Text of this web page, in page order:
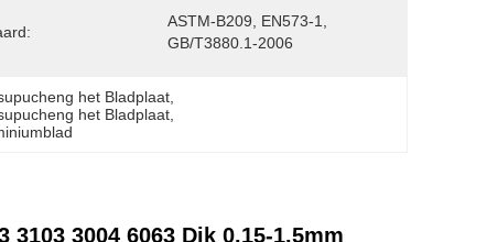
ASTM-B209, EN573-1,
GB/T3880.1-2006
het Bladplaat
het Bladplaat
3004 6063 Dik 0.15-1.5mm